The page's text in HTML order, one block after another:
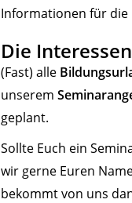
Informationen für die
Die
(Fast) alle
unserem
geplant.
Sollte Euch ein
wir gerne Euren
bekommt von uns